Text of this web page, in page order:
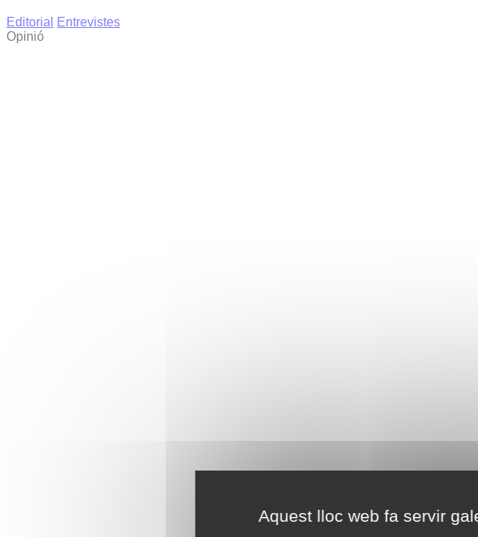
Aquest lloc web fa servir
Editorial
Entrevistes
Opinió